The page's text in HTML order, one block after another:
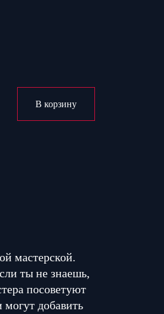
В корзину
мастерской.
ты не знаешь,
посоветуют
могут добавить